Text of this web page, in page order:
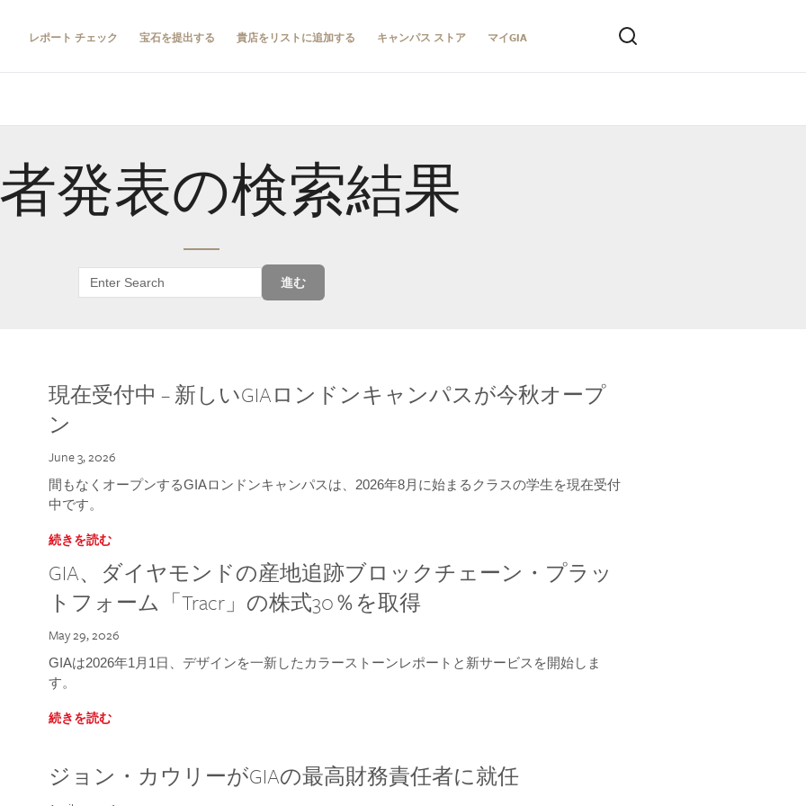
レポート チェック 宝石を提出する 貴店をリストに追加する キャンパス ストア マイGIA
発表の検索結果
進む
現在受付中 – 新しいGIAロンドンキャンパスが今秋オープ
ン
June 3, 2026
間もなくオープンするGIAロンドンキャンパスは、2026年8月に始まるクラスの学生を現在受付
中です。
続きを読む
GIA、ダイヤモンドの産地追跡ブロックチェーン・プラッ
トフォーム「Tracr」の株式30％を取得
May 29, 2026
GIAは2026年1月1日、デザインを一新したカラーストーンレポートと新サービスを開始しま
す。
続きを読む
ジョン・カウリーがGIAの最高財務責任者に就任